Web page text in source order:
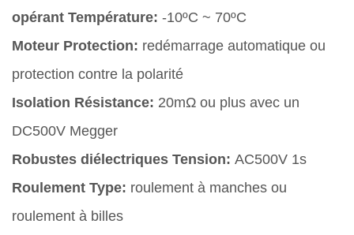
opérant Température: -10ºC ~ 70ºC
Moteur Protection: redémarrage automatique ou
protection contre la polarité
Isolation Résistance: 20mΩ ou plus avec un
DC500V Megger
Robustes diélectriques Tension: AC500V 1s
Roulement Type: roulement à manches ou
roulement à billes